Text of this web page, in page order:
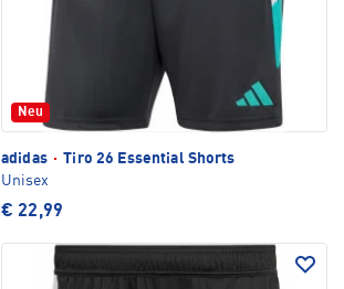
Neu
adidas · Tiro 26 Essential Shorts
Unisex
€ 22,99